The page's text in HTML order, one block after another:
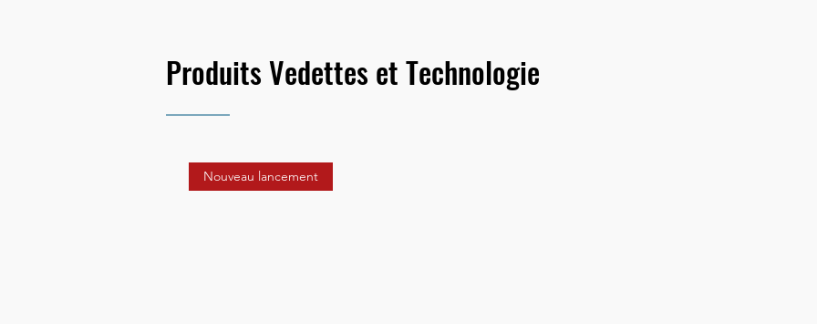
Produits Vedettes et Technologie
Nouveau lancement